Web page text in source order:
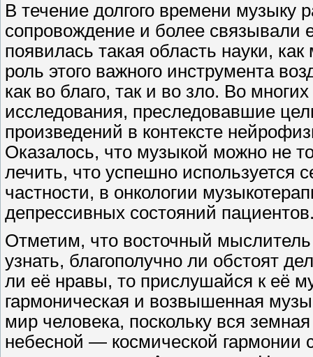
В течение долгого времени музыку
сопровождение и более связывали
появилась такая область науки,
роль этого важного инструмента
как во благо, так и во зло. Во
исследования, преследовавшие
произведений в контексте
Оказалось, что музыкой можно не
лечить, что успешно используется
частности, в онкологии
депрессивных состояний
Отметим, что восточный
узнать, благополучно ли обстоят
ли её нравы, то прислушайся к её
гармоническая и возвышенная
мир человека, поскольку вся
небесной — космической гармонии